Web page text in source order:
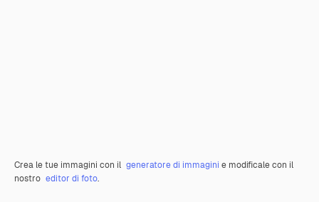
Crea le tue immagini con il generatore di immagini e modificale con il
nostro editor di foto.